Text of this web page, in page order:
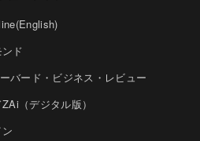
ド
バード・ビジネス・レビュー
（デジタル版）